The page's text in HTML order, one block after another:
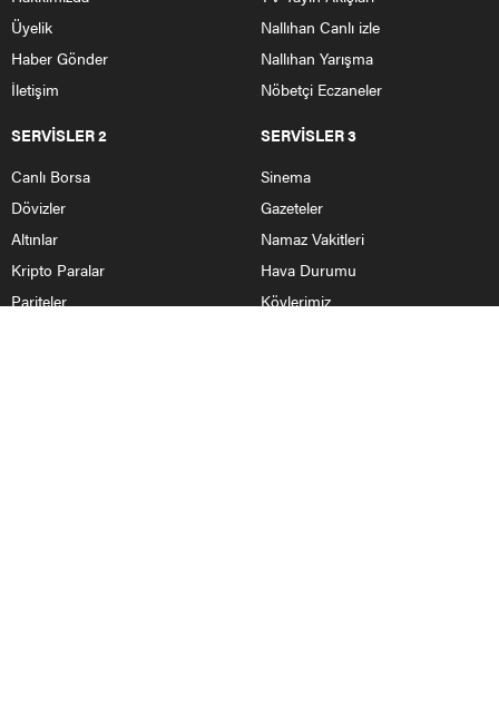
Üyelik
Haber Gönder
İletişim
Nallıhan Canlı izle
Nallıhan Yarışma
Nöbetçi Eczaneler
SERVİSLER 2
Canlı Borsa
Dövizler
Altınlar
Kripto Paralar
Pariteler
SERVİSLER 3
Sinema
Gazeteler
Namaz Vakitleri
Hava Durumu
Köylerimiz